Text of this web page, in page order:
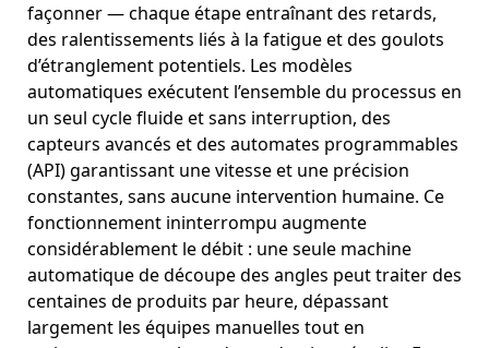
façonner — chaque étape entraînant des retards,
des ralentissements liés à la fatigue et des goulots
d’étranglement potentiels. Les modèles
automatiques exécutent l’ensemble du processus en
un seul cycle fluide et sans interruption, des
capteurs avancés et des automates programmables
(API) garantissant une vitesse et une précision
constantes, sans aucune intervention humaine. Ce
fonctionnement ininterrompu augmente
considérablement le débit : une seule machine
automatique de découpe des angles peut traiter des
centaines de produits par heure, dépassant
largement les équipes manuelles tout en